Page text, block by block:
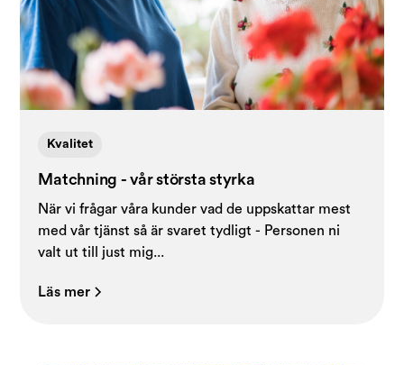
Kvalitet
Matchning - vår största styrka
När vi frågar våra kunder vad de uppskattar mest
med vår tjänst så är svaret tydligt - Personen ni
valt ut till just mig...
Läs mer